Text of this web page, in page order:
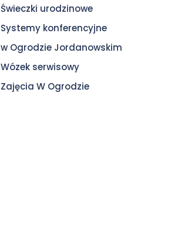
Świeczki urodzinowe
Systemy konferencyjne
w Ogrodzie Jordanowskim
Wózek serwisowy
Zajęcia W Ogrodzie